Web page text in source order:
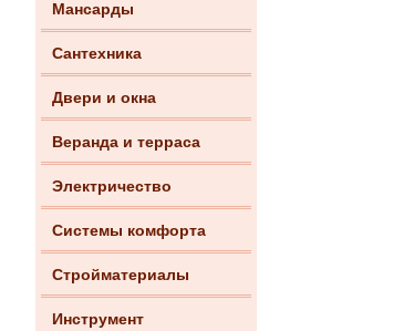
Мансарды
Сантехника
Двери и окна
Веранда и терраса
Электричество
Системы комфорта
Стройматериалы
Инструмент